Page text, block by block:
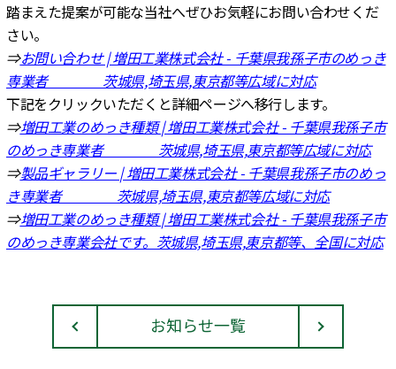
踏まえた提案が可能な当社へぜひお気軽にお問い合わせくだ
さい。
⇒お問い合わせ | 増田工業株式会社 - 千葉県我孫子市のめっき
専業者 茨城県,埼玉県,東京都等広域に対応
下記をクリックいただくと詳細ページへ移行します。
⇒増田工業のめっき種類 | 増田工業株式会社 - 千葉県我孫子市
のめっき専業者 茨城県,埼玉県,東京都等広域に対応
⇒製品ギャラリー | 増田工業株式会社 - 千葉県我孫子市のめっ
き専業者 茨城県,埼玉県,東京都等広域に対応
⇒増田工業のめっき種類 | 増田工業株式会社 - 千葉県我孫子市
のめっき専業会社です。茨城県,埼玉県,東京都等、全国に対応
お知らせ一覧